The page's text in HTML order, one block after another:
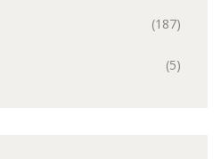
(187)
(5)